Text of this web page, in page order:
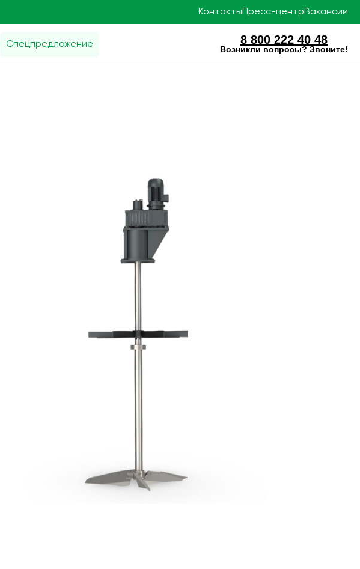
КонтактыПресс-центрВакансии
Спецпредложение 8 800 222 40 48
Возникли вопросы? Звоните!